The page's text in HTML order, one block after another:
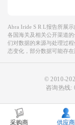
Abra Iride S R L报告所展
各国海关及相关公开渠道
们对数据的来源与处理过
态变化，部分数据可能存在
© 2010-
咨询热线:
采购商 供应商